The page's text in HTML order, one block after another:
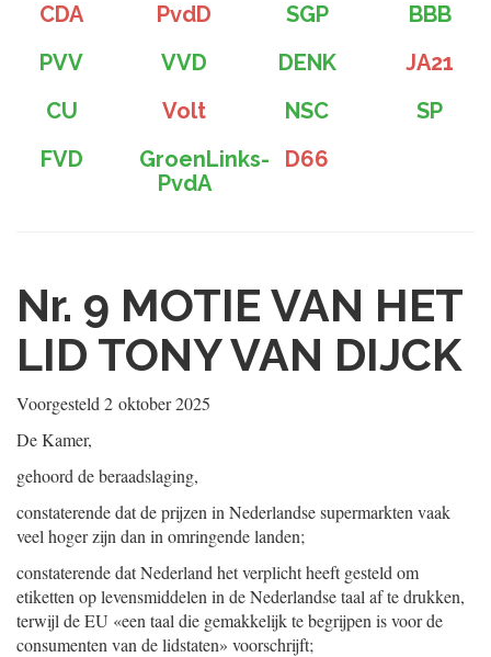
CDA PvdD SGP
BBB
PVV
VVD DENK
JA21
CU
Volt NSC
SP
FVD
GroenLinks-
PvdA
D66
Nr. 9 MOTIE VAN HET
LID TONY VAN DIJCK
Voorgesteld 2 oktober 2025
De Kamer,
gehoord de beraadslaging,
constaterende dat de prijzen in Nederlandse supermarkten vaak
veel hoger zijn dan in omringende landen;
constaterende dat Nederland het verplicht heeft gesteld om
etiketten op levensmiddelen in de Nederlandse taal af te drukken,
terwijl de EU «een taal die gemakkelijk te begrijpen is voor de
consumenten van de lidstaten» voorschrijft;